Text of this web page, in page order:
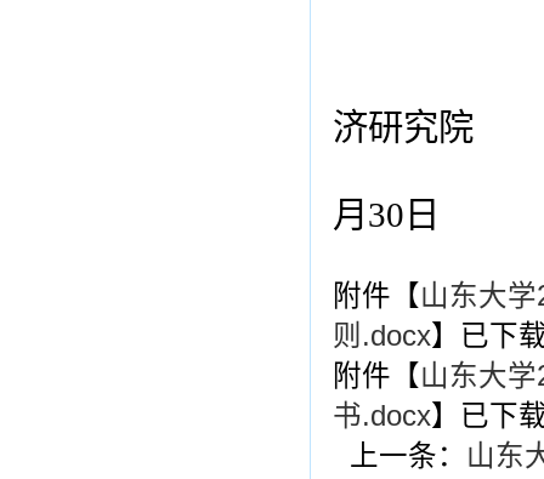
济研究院
月 30 日
附件【山东大
则.docx】已下
附件【山东大
书.docx】已下
上一条： 山东